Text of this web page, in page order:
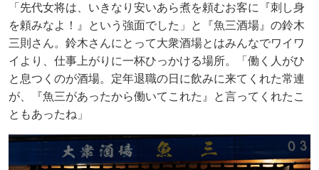
「先代女将は、いきなり安いあら煮を頼むお客に『刺し身
を頼みなよ！』という強面でした」と『魚三酒場』の鈴木
三則さん。鈴木さんにとって大衆酒場とはみんなでワイワ
イより、仕事上がりに一杯ひっかける場所。「働く人がひ
と息つくのが酒場。定年退職の日に飲みに来てくれた常連
が、『魚三があったから働いてこれた』と言ってくれたこ
ともあったね」